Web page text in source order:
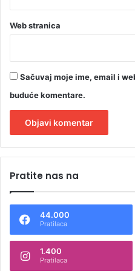
Web stranica
Sačuvaj moje ime, email i
buduće komentare.
t
n
Pratite nas na
44.000
Pratilaca
1.400
Pratilaca